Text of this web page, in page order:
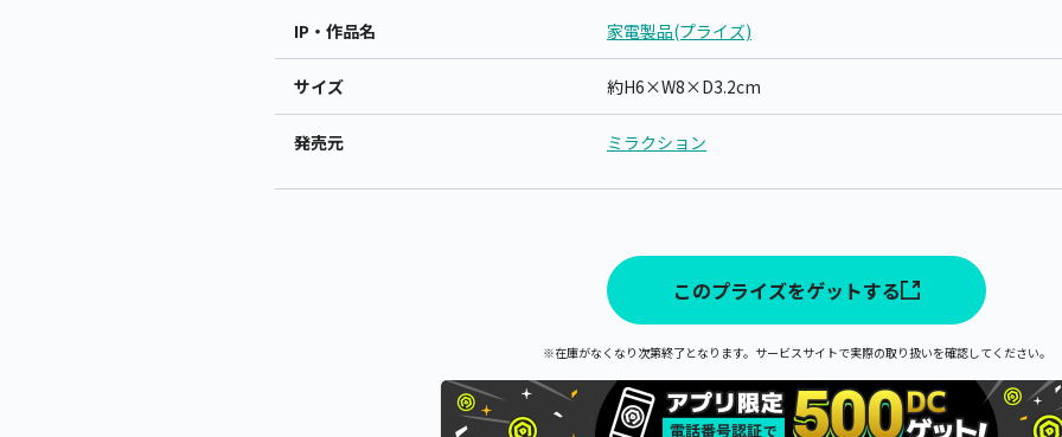
IP・作品名 家電製品(プライズ)
サイズ 約H6×W8×D3.2cm
発売元 ミラクション
このプライズをゲットする
※在庫がなくなり次第終了となります。サービスサイトで実際の取り扱いを確認してください。